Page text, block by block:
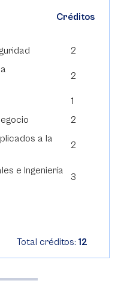
Créditos
2
2
1
2
a la
2
e Ingeniería
3
Total créditos: 12